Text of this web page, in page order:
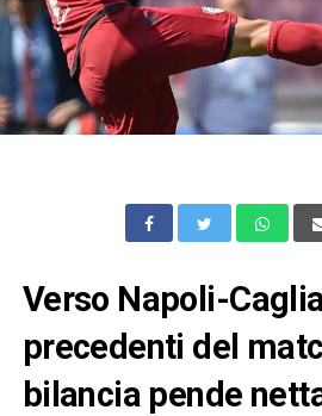
Verso Napoli-
precedenti del
bilancia pende